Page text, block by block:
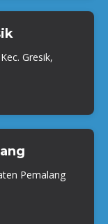
Gresik,
Pemalang